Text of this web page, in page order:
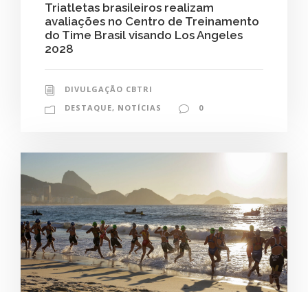
Triatletas brasileiros realizam
avaliações no Centro de Treinamento
do Time Brasil visando Los Angeles
2028
DIVULGAÇÃO CBTRI
DESTAQUE, NOTÍCIAS 0